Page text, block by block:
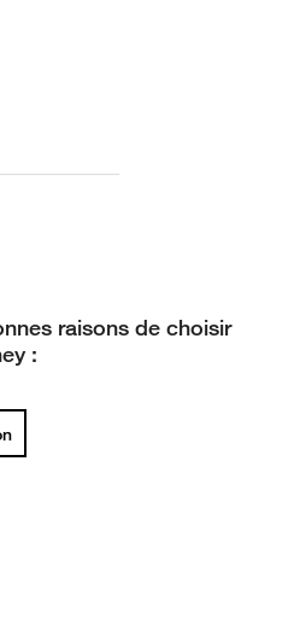
raisons de choisir
: